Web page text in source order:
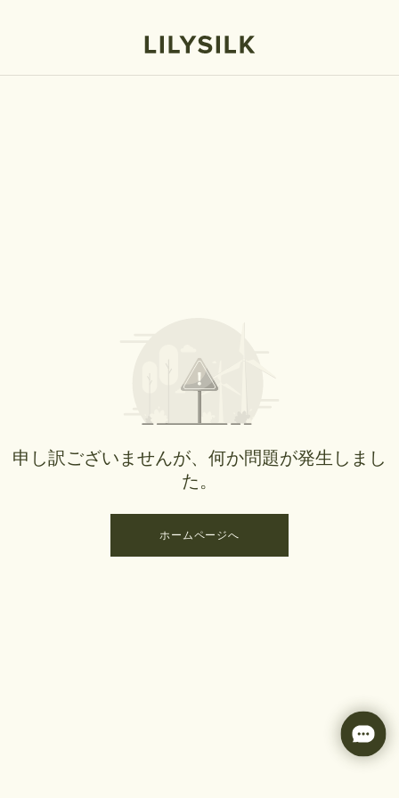
申し訳ございませんが、何か問題が発生しまし
た。
ホームページへ